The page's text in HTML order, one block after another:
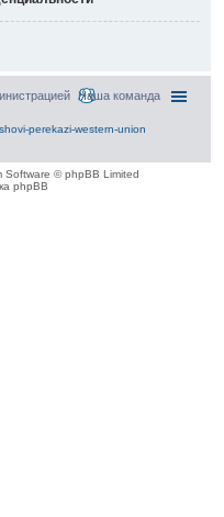
Наша команда
perekazi-western-union
Software © phpBB Limited
phpBB